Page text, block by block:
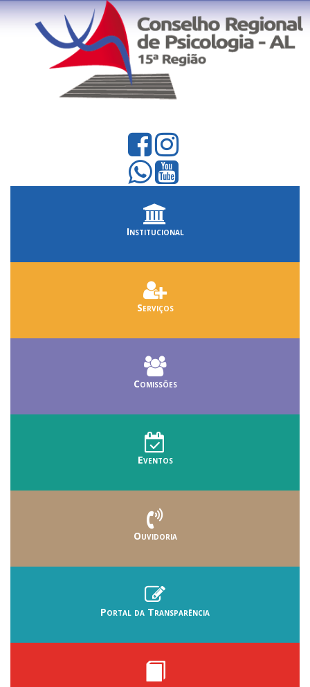
Institucional
Serviços
Comissões
Eventos
Ouvidoria
Portal da Transparência